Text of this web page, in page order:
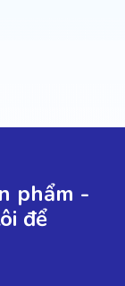
phẩm -
để